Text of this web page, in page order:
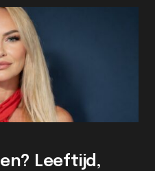
Leeftijd,